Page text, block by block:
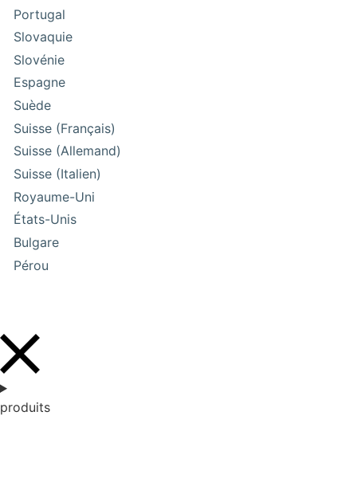
Portugal
Slovaquie
Slovénie
Espagne
Suède
Suisse (Français)
Suisse (Allemand)
Suisse (Italien)
Royaume-Uni
États-Unis
Bulgare
Pérou
produits